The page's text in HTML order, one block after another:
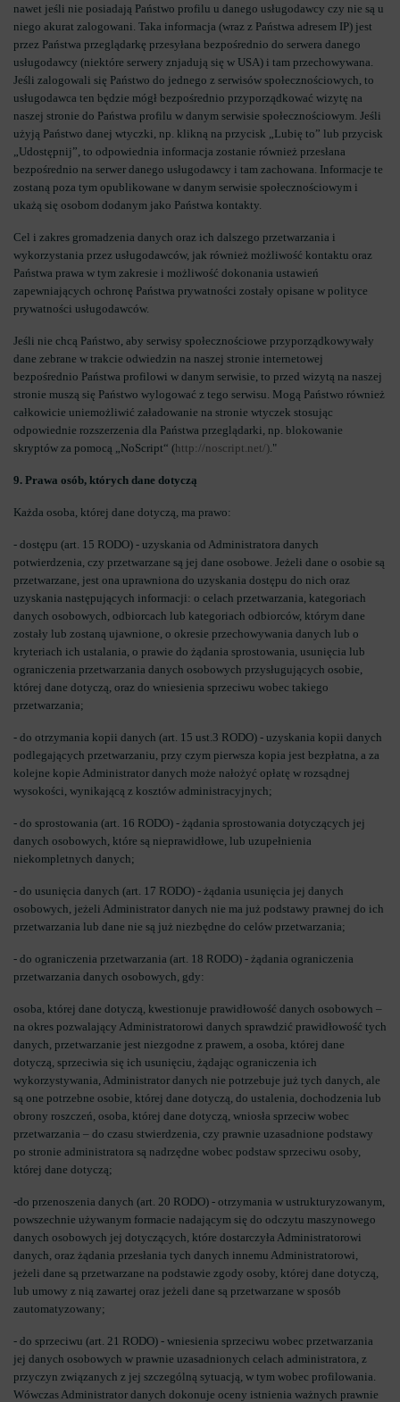
nawet jeśli nie posiadają Państwo profilu u danego usługodawcy czy nie są u
niego akurat zalogowani. Taka informacja (wraz z Państwa adresem IP) jest
przez Państwa przeglądarkę przesyłana bezpośrednio do serwera danego
usługodawcy (niektóre serwery znjadują się w USA) i tam przechowywana.
Jeśli zalogowali się Państwo do jednego z serwisów społecznościowych, to
usługodawca ten będzie mógł bezpośrednio przyporządkować wizytę na
naszej stronie do Państwa profilu w danym serwisie społecznościowym. Jeśli
użyją Państwo danej wtyczki, np. klikną na przycisk „Lubię to” lub przycisk
„Udostępnij”, to odpowiednia informacja zostanie również przesłana
bezpośrednio na serwer danego usługodawcy i tam zachowana. Informacje te
zostaną poza tym opublikowane w danym serwisie społecznościowym i
ukażą się osobom dodanym jako Państwa kontakty.
Cel i zakres gromadzenia danych oraz ich dalszego przetwarzania i
wykorzystania przez usługodawców, jak również możliwość kontaktu oraz
Państwa prawa w tym zakresie i możliwość dokonania ustawień
zapewniających ochronę Państwa prywatności zostały opisane w polityce
prywatności usługodawców.​
Jeśli nie chcą Państwo, aby serwisy społecznościowe przyporządkowywały
dane zebrane w trakcie odwiedzin na naszej stronie internetowej
bezpośrednio Państwa profilowi w danym serwisie, to przed wizytą na naszej
stronie muszą się Państwo wylogować z tego serwisu. Mogą Państwo również
całkowicie uniemożliwić załadowanie na stronie wtyczek stosując
odpowiednie rozszerzenia dla Państwa przeglądarki, np. blokowanie
skryptów za pomocą „NoScript“ (http://noscript.net/)."
9. Prawa osób, których dane dotyczą
Każda osoba, której dane dotyczą, ma prawo:
- dostępu (art. 15 RODO) - uzyskania od Administratora danych
potwierdzenia, czy przetwarzane są jej dane osobowe. Jeżeli dane o osobie są
przetwarzane, jest ona uprawniona do uzyskania dostępu do nich oraz
uzyskania następujących informacji: o celach przetwarzania, kategoriach
danych osobowych, odbiorcach lub kategoriach odbiorców, którym dane
zostały lub zostaną ujawnione, o okresie przechowywania danych lub o
kryteriach ich ustalania, o prawie do żądania sprostowania, usunięcia lub
ograniczenia przetwarzania danych osobowych przysługujących osobie,
której dane dotyczą, oraz do wniesienia sprzeciwu wobec takiego
przetwarzania;
- do otrzymania kopii danych (art. 15 ust.3 RODO) - uzyskania kopii danych
podlegających przetwarzaniu, przy czym pierwsza kopia jest bezpłatna, a za
kolejne kopie Administrator danych może nałożyć opłatę w rozsądnej
wysokości, wynikającą z kosztów administracyjnych;
- do sprostowania (art. 16 RODO) - żądania sprostowania dotyczących jej
danych osobowych, które są nieprawidłowe, lub uzupełnienia
niekompletnych danych;
- do usunięcia danych (art. 17 RODO) - żądania usunięcia jej danych
osobowych, jeżeli Administrator danych nie ma już podstawy prawnej do ich
przetwarzania lub dane nie są już niezbędne do celów przetwarzania;
- do ograniczenia przetwarzania (art. 18 RODO) - żądania ograniczenia
przetwarzania danych osobowych, gdy:
osoba, której dane dotyczą, kwestionuje prawidłowość danych osobowych –
na okres pozwalający Administratorowi danych sprawdzić prawidłowość tych
danych, przetwarzanie jest niezgodne z prawem, a osoba, której dane
dotyczą, sprzeciwia się ich usunięciu, żądając ograniczenia ich
wykorzystywania, Administrator danych nie potrzebuje już tych danych, ale
są one potrzebne osobie, której dane dotyczą, do ustalenia, dochodzenia lub
obrony roszczeń, osoba, której dane dotyczą, wniosła sprzeciw wobec
przetwarzania – do czasu stwierdzenia, czy prawnie uzasadnione podstawy
po stronie administratora są nadrzędne wobec podstaw sprzeciwu osoby,
której dane dotyczą;
-do przenoszenia danych (art. 20 RODO) - otrzymania w ustrukturyzowanym,
powszechnie używanym formacie nadającym się do odczytu maszynowego
danych osobowych jej dotyczących, które dostarczyła Administratorowi
danych, oraz żądania przesłania tych danych innemu Administratorowi,
jeżeli dane są przetwarzane na podstawie zgody osoby, której dane dotyczą,
lub umowy z nią zawartej oraz jeżeli dane są przetwarzane w sposób
zautomatyzowany;
- do sprzeciwu (art. 21 RODO) - wniesienia sprzeciwu wobec przetwarzania
jej danych osobowych w prawnie uzasadnionych celach administratora, z
przyczyn związanych z jej szczególną sytuacją, w tym wobec profilowania.
Wówczas Administrator danych dokonuje oceny istnienia ważnych prawnie